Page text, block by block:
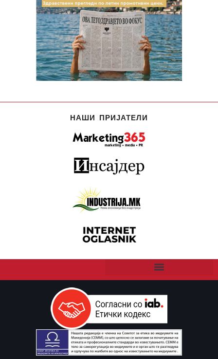
НАШИ ПРИЈАТЕЛИ